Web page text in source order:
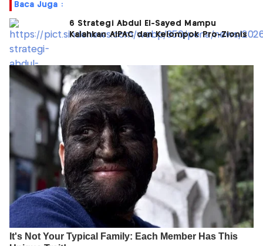
Baca Juga :
6 Strategi Abdul El-Sayed Mampu
Kalahkan AIPAC dan Kelompok Pro-Zionis